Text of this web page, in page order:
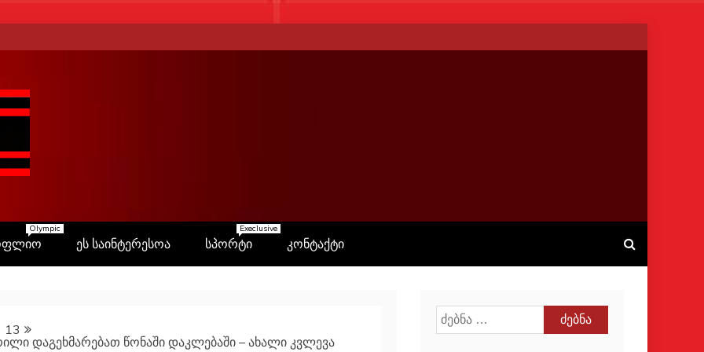
Olympic
ეს საინტერესოა სპორტი
Execlusive
კონტაქტი
13
დაგეხმარებათ წონაში დაკლებაში – ახალი კვლევა
ძებნა: